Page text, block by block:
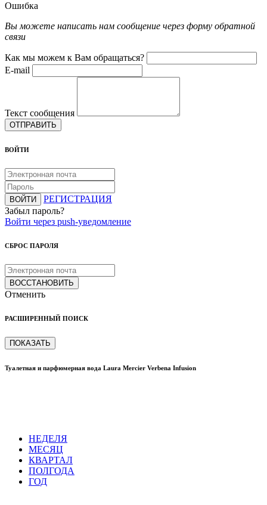
Ошибка
Вы можете написать нам сообщение через форму обратной
связи
Как мы можем к Вам обращаться?
E-mail
Текст сообщения
ОТПРАВИТЬ
ВОЙТИ
ВОЙТИ
РЕГИСТРАЦИЯ
Забыл пароль?
Войти через push-уведомление
СБРОС ПАРОЛЯ
ВОССТАНОВИТЬ
Отменить
РАСШИРЕННЫЙ ПОИСК
ПОКАЗАТЬ
Туалетная и парфюмерная вода Laura Mercier Verbena Infusion
НЕДЕЛЯ
МЕСЯЦ
КВАРТАЛ
ПОЛГОДА
ГОД